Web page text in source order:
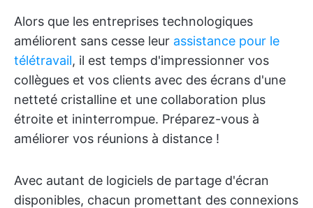
Alors que les entreprises technologiques
améliorent sans cesse leur assistance pour le
télétravail, il est temps d'impressionner vos
collègues et vos clients avec des écrans d'une
netteté cristalline et une collaboration plus
étroite et ininterrompue. Préparez-vous à
améliorer vos réunions à distance !
Avec autant de logiciels de partage d'écran
disponibles, chacun promettant des connexions